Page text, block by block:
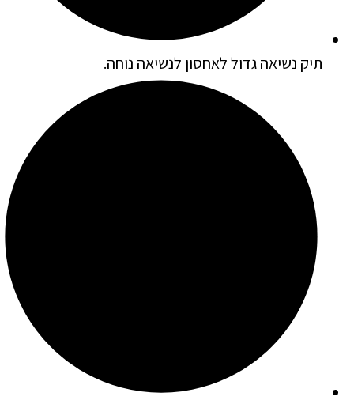
תיק נשיאה גדול לאחסון לנשיאה נוחה.